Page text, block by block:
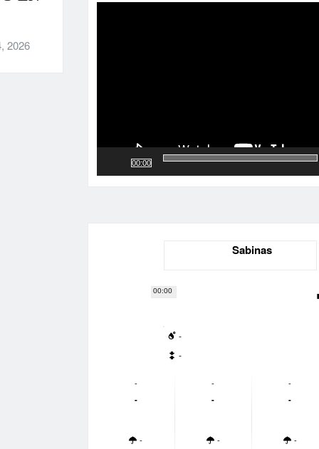
2026
00:00
00:00
Sabinas
-
-
-
-
-
-
-
-
-
-
-